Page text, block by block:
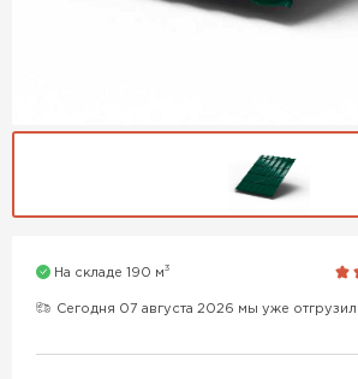
На складе 190 м3
Сегодня 07 августа 2026 мы уже